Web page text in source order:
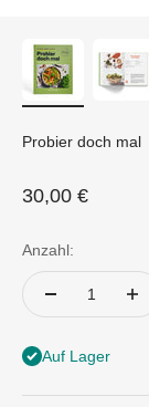
Probier doch mal
Angebot
30,00 €
Anzahl:
Auf Lager